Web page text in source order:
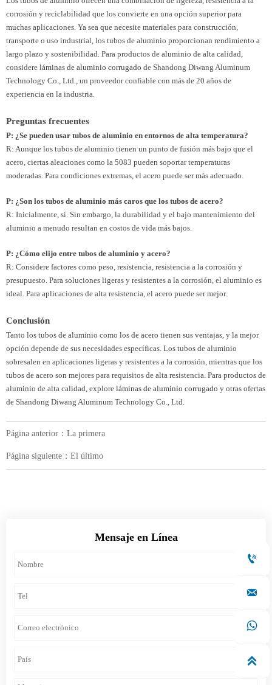
corrosión y reciclabilidad que los convierte en una opción superior para
muchas aplicaciones. Ya sea que necesite materiales para construcción,
transporte o uso industrial, los tubos de aluminio proporcionan rendimiento a
largo plazo y sostenibilidad. Para productos de aluminio de alta calidad,
considere láminas de aluminio corrugado de Shandong Diwang Aluminum
Technology Co., Ltd., un proveedor confiable con más de 20 años de
experiencia en la industria.
Preguntas frecuentes
P: ¿Se pueden usar tubos de aluminio en entornos de alta temperatura?
R: Aunque los tubos de aluminio tienen un punto de fusión más bajo que el
acero, ciertas aleaciones como la 5083 pueden soportar temperaturas
moderadas. Para condiciones extremas, el acero puede ser más adecuado.
P: ¿Son los tubos de aluminio más caros que los tubos de acero?
R: Inicialmente, sí. Sin embargo, la durabilidad y el bajo mantenimiento del
aluminio a menudo resultan en costos de vida más bajos.
P: ¿Cómo elijo entre tubos de aluminio y acero?
R: Considere factores como peso, resistencia, resistencia a la corrosión y
presupuesto. Para soluciones ligeras y resistentes a la corrosión, el aluminio es
ideal. Para aplicaciones de alta resistencia, el acero puede ser mejor.
Conclusión
Tanto los tubos de aluminio como los de acero tienen sus ventajas, y la mejor
opción depende de sus necesidades específicas. Los tubos de aluminio
sobresalen en aplicaciones ligeras y resistentes a la corrosión, mientras que los
tubos de acero son mejores para requisitos de alta resistencia. Para productos de
aluminio de alta calidad, explore láminas de aluminio corrugado y otras ofertas
de Shandong Diwang Aluminum Technology Co., Ltd.
Página anterior：La primera
Página siguiente：El último
Mensaje en Línea



